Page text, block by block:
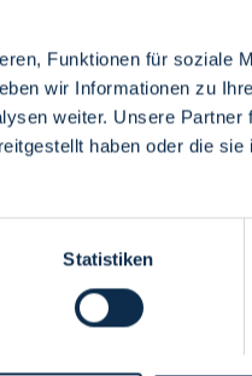
Funktionen für soziale
wir Informationen zu
weiter. Unsere Partner
haben oder die
Statistiken